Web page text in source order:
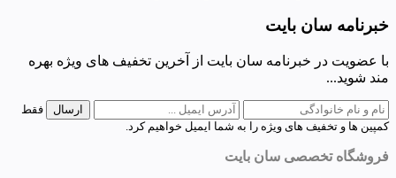
خبرنامه سان بایت
با عضویت در خبرنامه سان بایت از آخرین تخفیف های ویژه بهره
مند شوید...
فقط
کمپین ها و تخفیف های ویژه را به شما ایمیل خواهیم کرد.
فروشگاه تخصصی سان بایت